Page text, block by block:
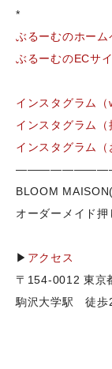
*
ぶるーむのホーム
ぶるーむのECサ
インスタグラム（
インスタグラム（
インスタグラム（
BLOOM
オーダーメイド
▶ アクセス
〒154-0012 東京
駒沢大学駅 徒歩